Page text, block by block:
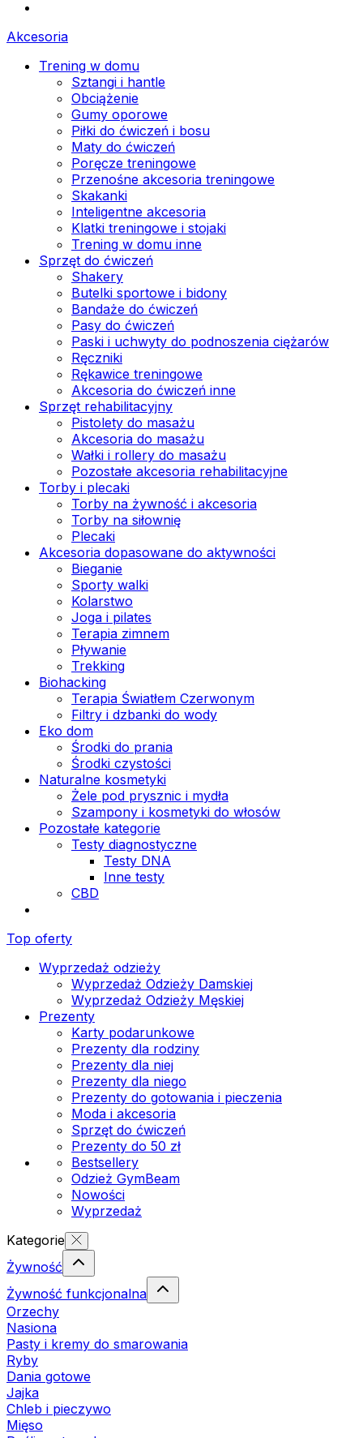
Akcesoria
Trening w domu
Sztangi i hantle
Obciążenie
Gumy oporowe
Piłki do ćwiczeń i bosu
Maty do ćwiczeń
Poręcze treningowe
Przenośne akcesoria treningowe
Skakanki
Inteligentne akcesoria
Klatki treningowe i stojaki
Trening w domu inne
Sprzęt do ćwiczeń
Shakery
Butelki sportowe i bidony
Bandaże do ćwiczeń
Pasy do ćwiczeń
Paski i uchwyty do podnoszenia ciężarów
Ręczniki
Rękawice treningowe
Akcesoria do ćwiczeń inne
Sprzęt rehabilitacyjny
Pistolety do masażu
Akcesoria do masażu
Wałki i rollery do masażu
Pozostałe akcesoria rehabilitacyjne
Torby i plecaki
Torby na żywność i akcesoria
Torby na siłownię
Plecaki
Akcesoria dopasowane do aktywności
Bieganie
Sporty walki
Kolarstwo
Joga i pilates
Terapia zimnem
Pływanie
Trekking
Biohacking
Terapia Światłem Czerwonym
Filtry i dzbanki do wody
Eko dom
Środki do prania
Środki czystości
Naturalne kosmetyki
Żele pod prysznic i mydła
Szampony i kosmetyki do włosów
Pozostałe kategorie
Testy diagnostyczne
Testy DNA
Inne testy
CBD
Top oferty
Wyprzedaż odzieży
Wyprzedaż Odzieży Damskiej
Wyprzedaż Odzieży Męskiej
Prezenty
Karty podarunkowe
Prezenty dla rodziny
Prezenty dla niej
Prezenty dla niego
Prezenty do gotowania i pieczenia
Moda i akcesoria
Sprzęt do ćwiczeń
Prezenty do 50 zł
Bestsellery
Odzież GymBeam
Nowości
Wyprzedaż
Kategorie
Żywność
Żywność funkcjonalna
Orzechy
Nasiona
Pasty i kremy do smarowania
Ryby
Dania gotowe
Jajka
Chleb i pieczywo
Mięso